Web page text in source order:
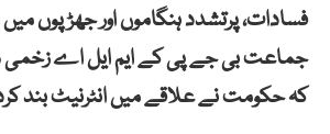
فسادات، پرتشدد ہنگاموں اور جھڑپوں
جماعت بی جے پی کے ایم ایل اے
کہ حکومت نے علاقے میں انٹرنیٹ بند